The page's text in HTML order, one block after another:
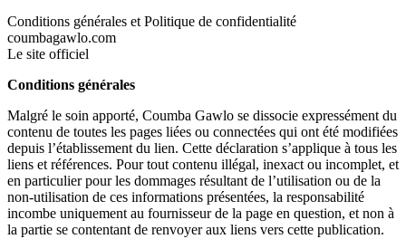
Conditions générales et Politique de confidentialité
coumbagawlo.com
Le site officiel
Conditions générales
Malgré le soin apporté, Coumba Gawlo se dissocie expressément du
contenu de toutes les pages liées ou connectées qui ont été modifiées
depuis l’établissement du lien. Cette déclaration s’applique à tous les
liens et références. Pour tout contenu illégal, inexact ou incomplet, et
en particulier pour les dommages résultant de l’utilisation ou de la
non-utilisation de ces informations présentées, la responsabilité
incombe uniquement au fournisseur de la page en question, et non à
la partie se contentant de renvoyer aux liens vers cette publication.